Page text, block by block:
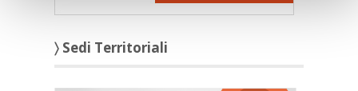
〉 Sedi Territoriali